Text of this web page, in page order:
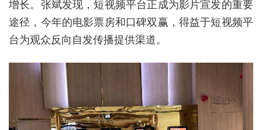
增长。张斌发现，短视频平台正成为影片宣发的重要
途径，今年的电影票房和口碑双赢，得益于短视频平
台为观众反向自发传播提供渠道。